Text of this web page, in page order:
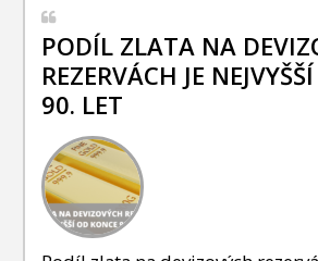
PODÍL ZLATA NA
REZERVÁCH JE
90. LET